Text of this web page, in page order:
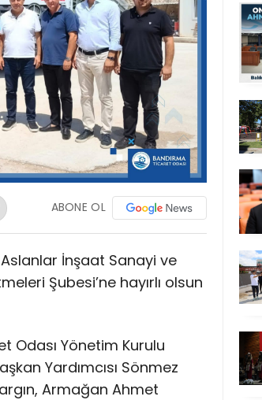
ABONE OL
İnşaat Sanayi ve
Şubesi’ne hayırlı olsun
Odası Yönetim Kurulu
Yardımcısı Sönmez
Armağan Ahmet